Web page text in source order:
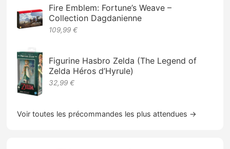
Fire Emblem: Fortune’s Weave –
Collection Dagdanienne
109,99 €
Figurine Hasbro Zelda (The Legend of
Zelda Héros d’Hyrule)
32,99 €
Voir toutes les précommandes les plus attendues →